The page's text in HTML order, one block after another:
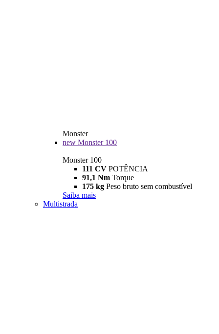
Monster
new Monster 100
Monster 100
111 CV POTÊNCIA
91,1 Nm Torque
175 kg Peso bruto sem combustível
Saiba mais
Multistrada